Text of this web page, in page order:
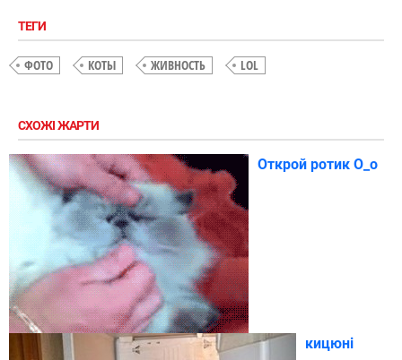
ТЕГИ
ФОТО КОТЫ ЖИВНОСТЬ LOL
СХОЖІ ЖАРТИ
Открой ротик О_о
кицюні